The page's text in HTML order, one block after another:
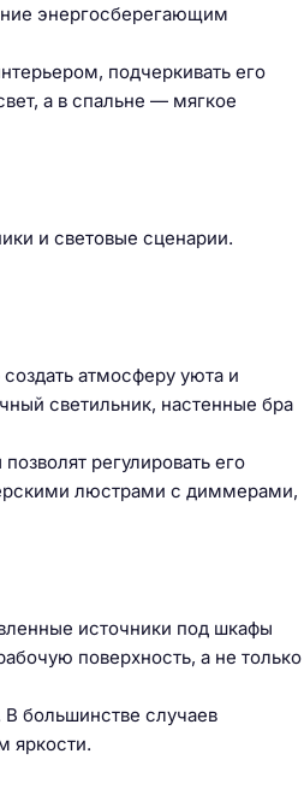
энергосберегающим
подчеркивать его
а в спальне — мягкое
и световые сценарии.
атмосферу уюта и
светильник, настенные бра
регулировать его
люстрами с диммерами,
источники под шкафы
поверхность, а не только
большинстве случаев
яркости.